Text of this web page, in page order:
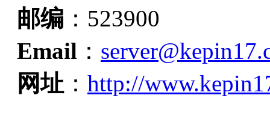
邮编 ：523900
Email ：
网址 ： http://